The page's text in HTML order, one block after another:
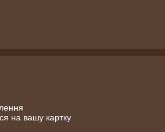
на вашу картку